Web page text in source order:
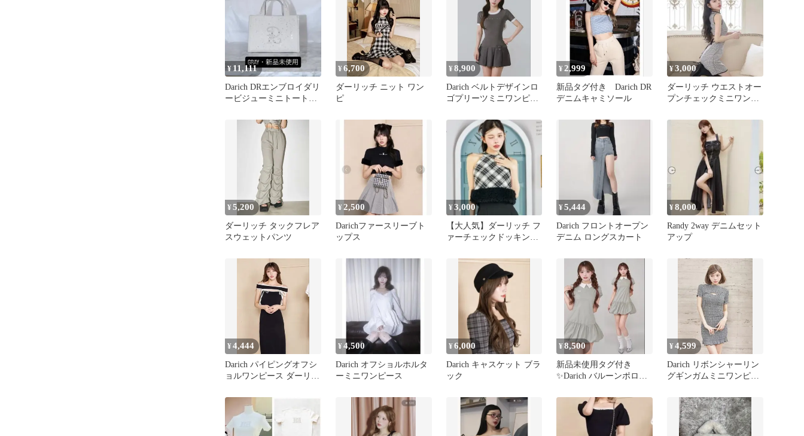
¥11,111
Darich DRエンブロイダリ
ービジューミニトートバ
¥6,700
ダーリッチ ニット ワン
ピ
¥8,900
Darich ベルトデザインロ
ゴプリーツミニワンピー
¥2,999
新品タグ付き Darich DR
デニムキャミソール
¥3,000
ダーリッチ ウエストオー
プンチェックミニワンピ
¥5,200
ダーリッチ タックフレア
スウェットパンツ
¥ 2,500
Darichファースリーブト
ップス
¥3,000
【大人気】ダーリッチ フ
ァーチェックドッキング
¥5,444
Darich フロントオープン
デニム ロングスカート
¥8,000
Randy 2way デニムセット
アップ
¥4,444
Darich パイピングオフシ
ョルワンピース ダーリッ
¥4,500
Darich オフショルホルタ
ーミニワンピース
¥6,000
Darich キャスケット ブラ
ック
¥8,500
新品未使用タグ付き
✨Darich バルーンポロミ
¥4,599
Darich リボンシャーリン
グギンガムミニワンピー